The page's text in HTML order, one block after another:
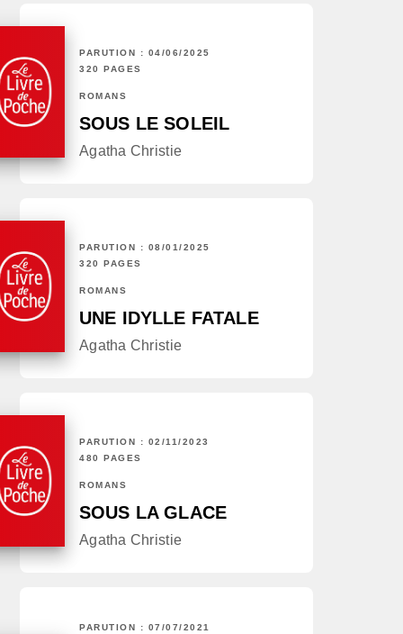
PARUTION : 04/06/2025
320 PAGES
ROMANS
SOUS LE SOLEIL
Agatha Christie
PARUTION : 08/01/2025
320 PAGES
ROMANS
UNE IDYLLE FATALE
Agatha Christie
PARUTION : 02/11/2023
480 PAGES
ROMANS
SOUS LA GLACE
Agatha Christie
PARUTION : 07/07/2021